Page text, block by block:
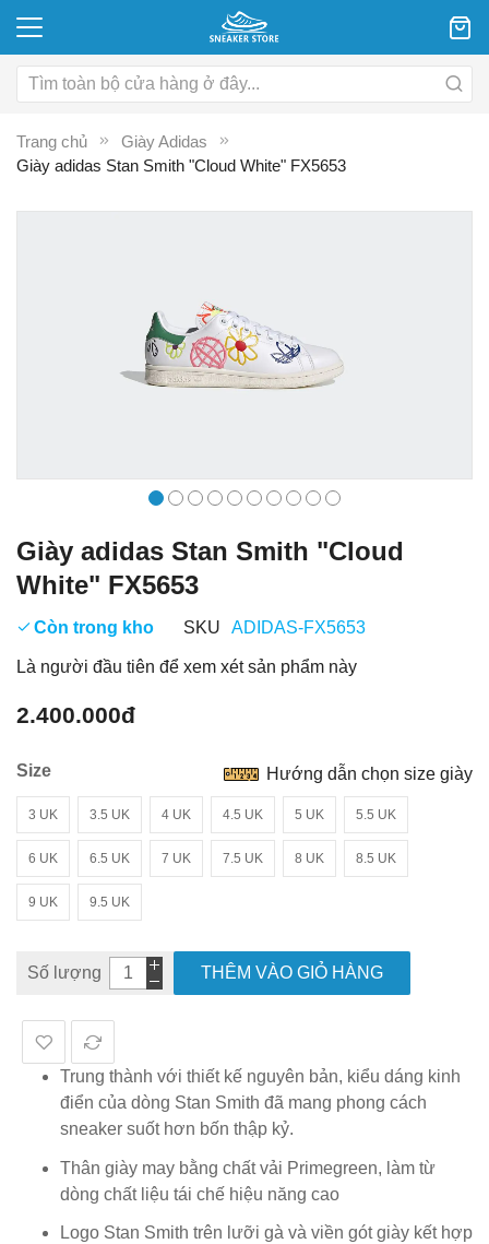
Trang chủ
Giày Adidas
Giày adidas Stan Smith "Cloud White" FX5653
Giày adidas Stan Smith "Cloud
White" FX5653
Còn trong kho SKU ADIDAS-FX5653
Là người đầu tiên để xem xét sản phẩm này
2.400.000đ
Size
3 UK 3.5 UK 4 UK 4.5 UK 5 UK 5.5 UK
6 UK 6.5 UK 7 UK 7.5 UK 8 UK 8.5 UK
9 UK 9.5 UK
Hướng dẫn chọn size giày
Số lượng THÊM VÀO GIỎ HÀNG
Trung thành với thiết kế nguyên bản, kiểu dáng kinh
điển của dòng Stan Smith đã mang phong cách
sneaker suốt hơn bốn thập kỷ.
Thân giày may bằng chất vải Primegreen, làm từ
dòng chất liệu tái chế hiệu năng cao
Logo Stan Smith trên lưỡi gà và viền gót giày kết hợp